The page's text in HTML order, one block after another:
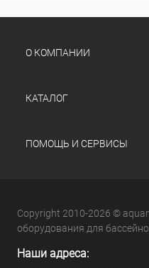
О КОМПАНИИ
КАТАЛОГ
ПОМОЩЬ И СЕРВИСЫ
Copyright 2010-2026 ©
оборудования для
Наши адреса: